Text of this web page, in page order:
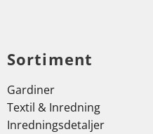
Sortiment
Gardiner
Textil & Inredning
Inredningsdetaljer